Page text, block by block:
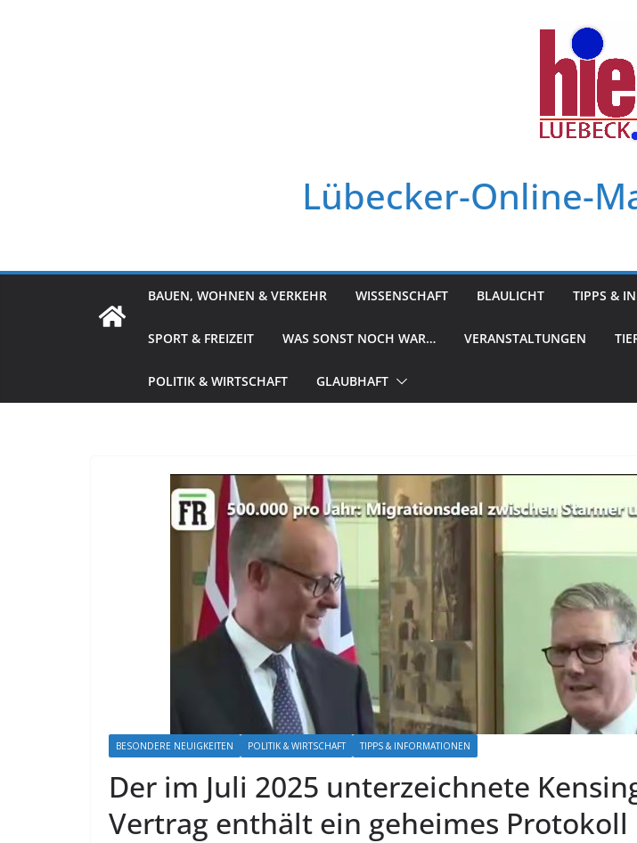
Lübecker-Online-
BAUEN, WOHNEN & VERKEHR WISSENSCHAFT BLAULICHT TIPPS &
SPORT & FREIZEIT WAS SONST NOCH WAR… VERANSTALTUNGEN
POLITIK & WIRTSCHAFT GLAUBHAFT
BESONDERE NEUIGKEITEN POLITIK & WIRTSCHAFT TIPPS & INFORMATIONEN
Der im Juli 2025 unterzeichnete
Vertrag enthält ein geheimes Protokoll